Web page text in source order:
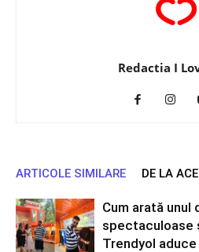
Redactia I
ARTICOLE SIMILARE DE LA
Cum arată unul
spectaculoase
Trendyol